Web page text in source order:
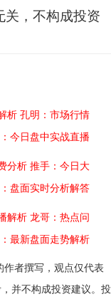
关，不构成投资
析 孔明：市场行情
今日盘中实战直播
分析 推手：今日大
盘面实时分析解答
解析 龙哥：热点问
最新盘面走势解析
者撰写，观点仅代表
并不构成投资建议。投